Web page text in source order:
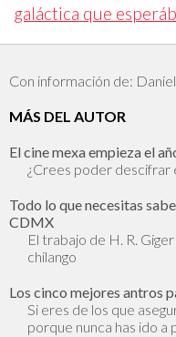
galáctica que
Con información de:
MÁS DEL AUTOR
El cine mexa empieza el
¿Crees poder descifrar
Todo lo que necesitas
CDMX
El trabajo de H. R.
chilango
Los cinco mejores antros
Si eres de los que
porque nunca has ido a